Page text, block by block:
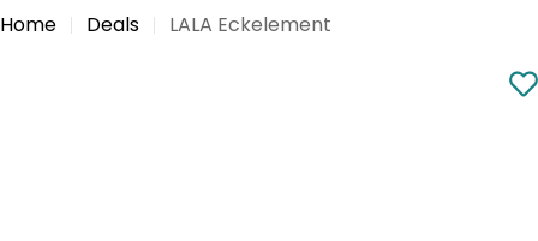
Home
Deals LALA Eckelement